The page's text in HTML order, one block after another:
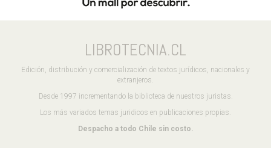
LIBROTECNIA.CL
Edición, distribución y comercialización de textos jurídicos, nacionales y
extranjeros.
Desde 1997 incrementando la biblioteca de nuestros juristas.
Los más variados temas juridicos en publicaciones propias.
Despacho a todo Chile sin costo.